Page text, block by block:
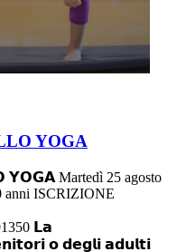
YOGA
Martedì 25 agosto
anni ISCRIZIONE
𝗟𝗮
𝗼 𝗱𝗲𝗴𝗹𝗶 𝗮𝗱𝘂𝗹𝘁𝗶